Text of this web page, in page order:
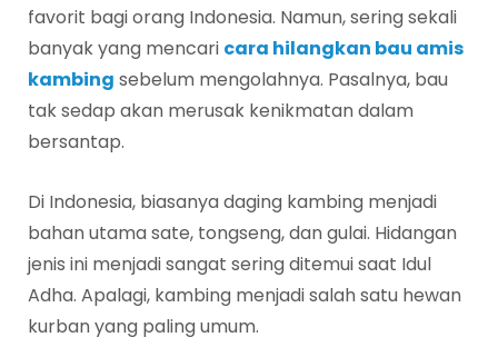
favorit bagi orang Indonesia. Namun, sering sekali
banyak yang mencari cara hilangkan bau amis
kambing sebelum mengolahnya. Pasalnya, bau
tak sedap akan merusak kenikmatan dalam
bersantap.
Di Indonesia, biasanya daging kambing menjadi
bahan utama sate, tongseng, dan gulai. Hidangan
jenis ini menjadi sangat sering ditemui saat Idul
Adha. Apalagi, kambing menjadi salah satu hewan
kurban yang paling umum.